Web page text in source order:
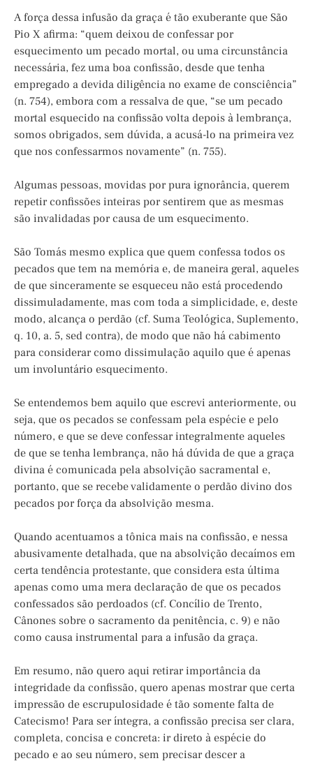
A força dessa infusão da graça é tão exuberante que São
Pio X afirma: “quem deixou de confessar por
esquecimento um pecado mortal, ou uma circunstância
necessária, fez uma boa confissão, desde que tenha
empregado a devida diligência no exame de consciência”
(n. 754), embora com a ressalva de que, “se um pecado
mortal esquecido na confissão volta depois à lembrança,
somos obrigados, sem dúvida, a acusá-lo na primeira vez
que nos confessarmos novamente” (n. 755).
Algumas pessoas, movidas por pura ignorância, querem
repetir confissões inteiras por sentirem que as mesmas
são invalidadas por causa de um esquecimento.
São Tomás mesmo explica que quem confessa todos os
pecados que tem na memória e, de maneira geral, aqueles
de que sinceramente se esqueceu não está procedendo
dissimuladamente, mas com toda a simplicidade, e, deste
modo, alcança o perdão (cf. Suma Teológica, Suplemento,
q. 10, a. 5, sed contra), de modo que não há cabimento
para considerar como dissimulação aquilo que é apenas
um involuntário esquecimento.
Se entendemos bem aquilo que escrevi anteriormente, ou
seja, que os pecados se confessam pela espécie e pelo
número, e que se deve confessar integralmente aqueles
de que se tenha lembrança, não há dúvida de que a graça
divina é comunicada pela absolvição sacramental e,
portanto, que se recebe validamente o perdão divino dos
pecados por força da absolvição mesma.
Quando acentuamos a tônica mais na confissão, e nessa
abusivamente detalhada, que na absolvição decaímos em
certa tendência protestante, que considera esta última
apenas como uma mera declaração de que os pecados
confessados são perdoados (cf. Concílio de Trento,
Cânones sobre o sacramento da penitência, c. 9) e não
como causa instrumental para a infusão da graça.
Em resumo, não quero aqui retirar importância da
integridade da confissão, quero apenas mostrar que certa
impressão de escrupulosidade é tão somente falta de
Catecismo! Para ser íntegra, a confissão precisa ser clara,
completa, concisa e concreta: ir direto à espécie do
pecado e ao seu número, sem precisar descer a